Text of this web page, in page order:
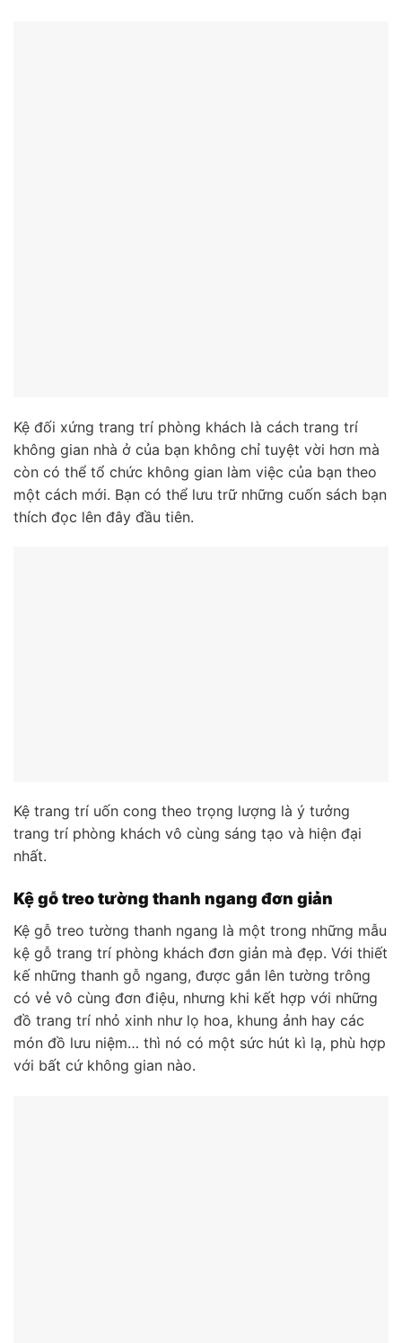
Kệ đối xứng trang trí phòng khách là cách trang trí
không gian nhà ở của bạn không chỉ tuyệt vời hơn mà
còn có thể tổ chức không gian làm việc của bạn theo
một cách mới. Bạn có thể lưu trữ những cuốn sách bạn
thích đọc lên đây đầu tiên.
Kệ trang trí uốn cong theo trọng lượng là ý tưởng
trang trí phòng khách vô cùng sáng tạo và hiện đại
nhất.
Kệ gỗ treo tường thanh ngang đơn giản
Kệ gỗ treo tường thanh ngang là một trong những mẫu
kệ gỗ trang trí phòng khách đơn giản mà đẹp. Với thiết
kế những thanh gỗ ngang, được gắn lên tường trông
có vẻ vô cùng đơn điệu, nhưng khi kết hợp với những
đồ trang trí nhỏ xinh như lọ hoa, khung ảnh hay các
món đồ lưu niệm… thì nó có một sức hút kì lạ, phù hợp
với bất cứ không gian nào.